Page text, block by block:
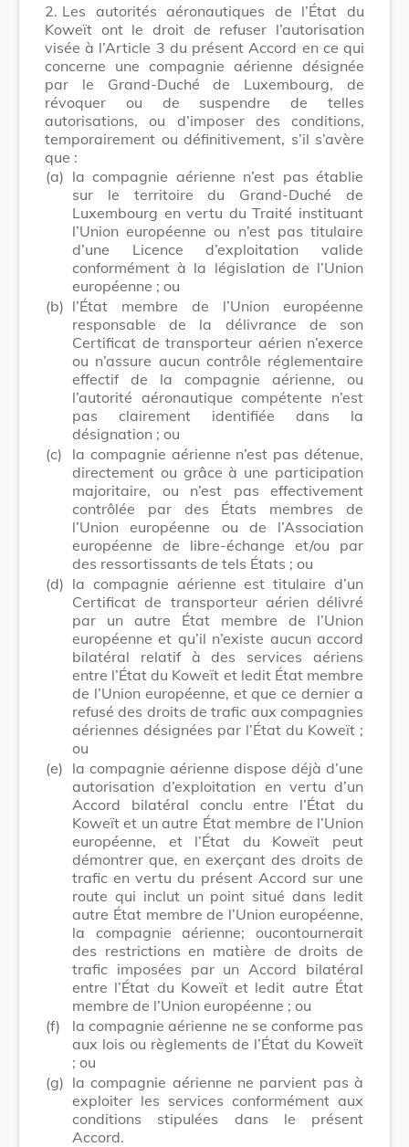
2. Les autorités aéronautiques de l’État du
Koweït ont le droit de refuser l’autorisation
visée à l’Article 3 du présent Accord en ce qui
concerne une compagnie aérienne désignée
par le Grand-Duché de Luxembourg, de
révoquer ou de suspendre de telles
autorisations, ou d’imposer des conditions,
temporairement ou définitivement, s’il s’avère
que :
(a) la compagnie aérienne n’est pas établie
sur le territoire du Grand-Duché de
Luxembourg en vertu du Traité instituant
l’Union européenne ou n’est pas titulaire
d’une Licence d’exploitation valide
conformément à la législation de l’Union
européenne ; ou
(b) l’État membre de l’Union européenne
responsable de la délivrance de son
Certificat de transporteur aérien n’exerce
ou n’assure aucun contrôle réglementaire
effectif de la compagnie aérienne, ou
l’autorité aéronautique compétente n’est
pas clairement identifiée dans la
désignation ; ou
(c)
la compagnie aérienne n’est pas détenue,
directement ou grâce à une participation
majoritaire, ou n’est pas effectivement
contrôlée par des États membres de
l’Union européenne ou de l’Association
européenne de libre-échange et/ou par
des ressortissants de tels États ; ou
(d) la compagnie aérienne est titulaire d’un
Certificat de transporteur aérien délivré
par un autre État membre de l’Union
européenne et qu’il n’existe aucun accord
bilatéral relatif à des services aériens
entre l’État du Koweït et ledit État membre
de l’Union européenne, et que ce dernier a
refusé des droits de trafic aux compagnies
aériennes désignées par l’État du Koweït ;
ou
(e) la compagnie aérienne dispose déjà d’une
autorisation d’exploitation en vertu d’un
Accord bilatéral conclu entre l’État du
Koweït et un autre État membre de l’Union
européenne, et l’État du Koweït peut
démontrer que, en exerçant des droits de
trafic en vertu du présent Accord sur une
route qui inclut un point situé dans ledit
autre État membre de l’Union européenne,
la compagnie aérienne; oucontournerait
des restrictions en matière de droits de
trafic imposées par un Accord bilatéral
entre l’État du Koweït et ledit autre État
membre de l’Union européenne ; ou
(f)
la compagnie aérienne ne se conforme pas
aux lois ou règlements de l’État du Koweït
; ou
(g) la compagnie aérienne ne parvient pas à
exploiter les services conformément aux
conditions stipulées dans le présent
Accord.